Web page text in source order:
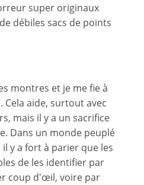
super originaux
débiles sacs de points
montres et je me fie à
aide, surtout avec
mais il y a un sacrifice
Dans un monde peuplé
y a fort à parier que les
de les identifier par
coup d'œil, voire par